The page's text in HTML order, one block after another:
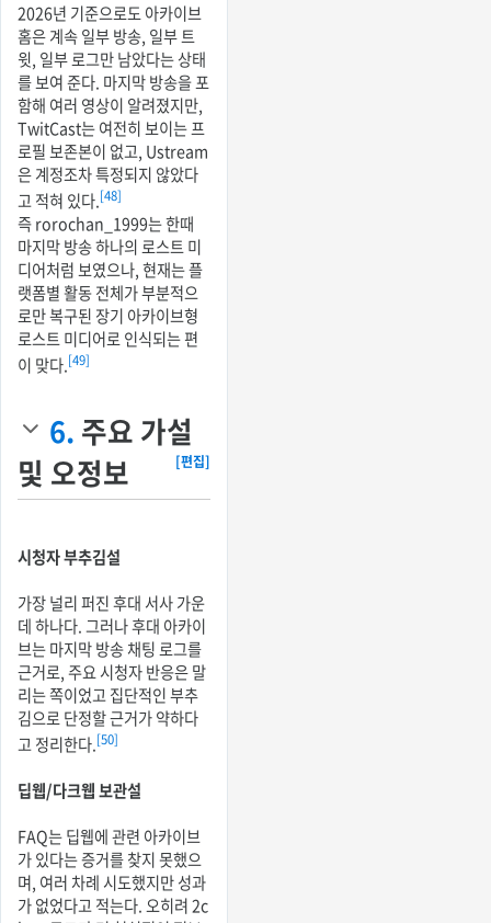
2026년 기준으로도 아카이브
홈은 계속 일부 방송, 일부 트
윗, 일부 로그만 남았다는 상태
를 보여 준다. 마지막 방송을 포
함해 여러 영상이 알려졌지만,
TwitCast는 여전히 보이는 프
로필 보존본이 없고, Ustream
은 계정조차 특정되지 않았다
고 적혀 있다.[48]
즉 rorochan_1999는 한때
마지막 방송 하나의 로스트 미
디어처럼 보였으나, 현재는 플
랫폼별 활동 전체가 부분적으
로만 복구된 장기 아카이브형
로스트 미디어로 인식되는 편
이 맞다.[49]
6. 주요 가설
및 오정보
[편집]
시청자 부추김설
가장 널리 퍼진 후대 서사 가운
데 하나다. 그러나 후대 아카이
브는 마지막 방송 채팅 로그를
근거로, 주요 시청자 반응은 말
리는 쪽이었고 집단적인 부추
김으로 단정할 근거가 약하다
고 정리한다.[50]
딥웹/다크웹 보관설
FAQ는 딥웹에 관련 아카이브
가 있다는 증거를 찾지 못했으
며, 여러 차례 시도했지만 성과
가 없었다고 적는다. 오히려 2c